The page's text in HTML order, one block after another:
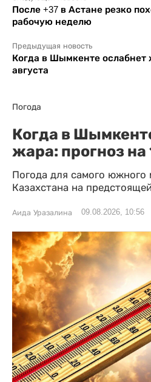
После +37 в Астане резко
рабочую неделю
Предыдущая новость
Когда в Шымкенте ослабнет
августа
Погода
Когда в
жара: прогноз на
Погода для самого южного
Казахстана на
Аида Уразалина 09.08.2026, 10:56